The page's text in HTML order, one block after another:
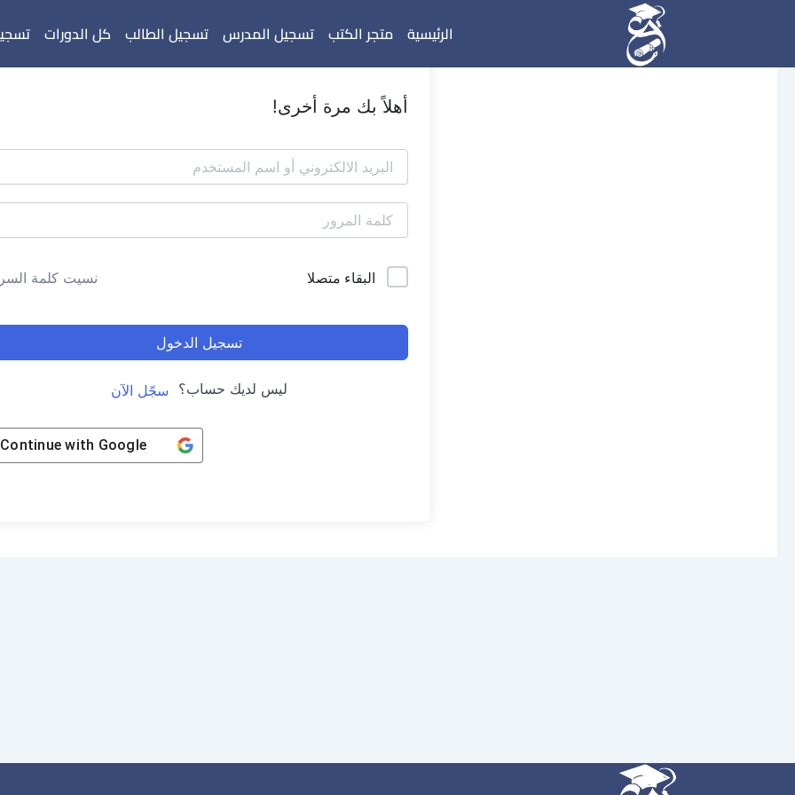
الرئيسية متجر الكتب تسجيل المدرس تسجيل الطالب كل الدورات
أهلاً بك مرة أخرى!
البقاء متصلا نسيت كلمة
تسجيل الدخول
ليس لديك حساب؟ سجّل الآن
Continue with Google